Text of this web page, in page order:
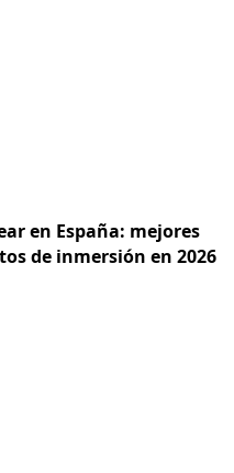
en España: mejores
de inmersión en 2026